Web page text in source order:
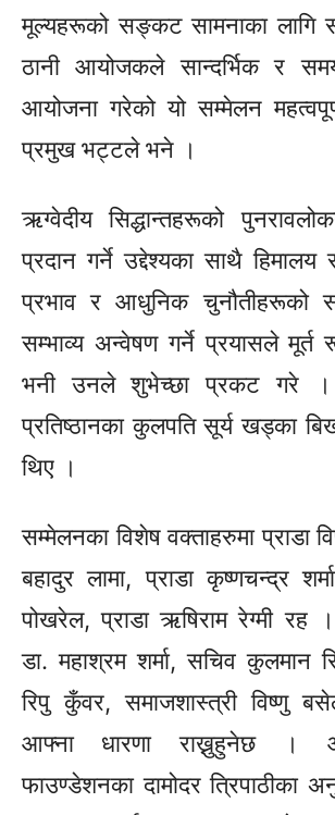
मूल्यहरूको सङ्कटसामनाका लागि
ठानी आयोजकले सान्दर्भिक र
आयोजना गरेको यो सम्मेलन
प्रमुख भट्टले भने ।
ऋग्वेदीयसिद्धान्तहरूको
प्रदान गर्ने उद्देश्यका साथै हिमालय
प्रभाव र आधुनिकचुनौतीहरूको
सम्भाव्य अन्वेषण गर्ने प्रयासले मूर्त
भनी उनले शुभेच्छा प्रकट गरे ।
प्रतिष्ठानका कुलपति सूर्य खड्का
थिए ।
सम्मेलनका विशेष वक्ताहरुमा प्राडा
बहादुर लामा, प्राडा कृष्णचन्द्र
पोखरेल, प्राडा ऋषिराम रेग्मी रह ।
डा. महाश्रम शर्मा, सचिव कुलमान
रिपु कुँवर, समाजशास्त्री विष्णु
आफ्ना धारणा राख्नुहुनेछ ।
फाउण्डेशनका दामोदर त्रिपाठीका